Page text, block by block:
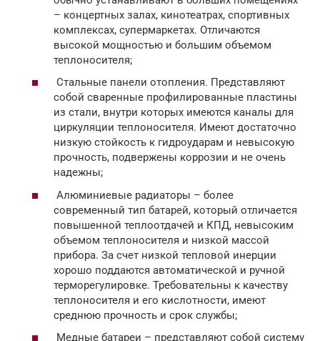
– концертных залах, кинотеатрах, спортивных
комплексах, супермаркетах. Отличаются
высокой мощностью и большим объемом
теплоносителя;
Стальные панели отопления. Представляют
собой сваренные профилированные пластины
из стали, внутри которых имеются каналы для
циркуляции теплоносителя. Имеют достаточно
низкую стойкость к гидроударам и невысокую
прочность, подвержены коррозии и не очень
надежны;
Алюминиевые радиаторы – более
современный тип батарей, который отличается
повышенной теплоотдачей и КПД, невысоким
объемом теплоносителя и низкой массой
прибора. За счет низкой тепловой инерции
хорошо поддаются автоматической и ручной
терморегулировке. Требовательны к качеству
теплоносителя и его кислотности, имеют
среднюю прочность и срок службы;
Медные батареи – представляют собой систему